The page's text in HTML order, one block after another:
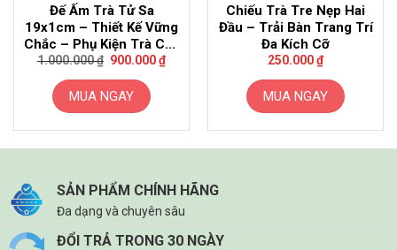
Đế Ấm Trà Tử Sa
19x1cm – Thiết Kế Vững
Chắc – Phụ Kiện Trà Cao
Cấp
1.000.000₫ Giá
là:
1.000.000 ₫.
900.000₫Giá
hiện
MUA NGAY
Chiếu Trà Tre Nẹp Hai
Đầu – Trải Bàn Trang Trí
Đa Kích Cỡ
250.000₫
MUA NGAY
SẢN PHẨM CHÍNH HÃNG
Đa dạng và chuyên sâu
ĐỔI TRẢ TRONG 30 NGÀY